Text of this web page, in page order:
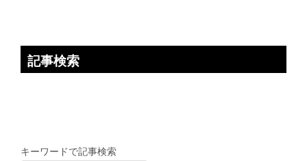
記事検索
キーワードで記事検索